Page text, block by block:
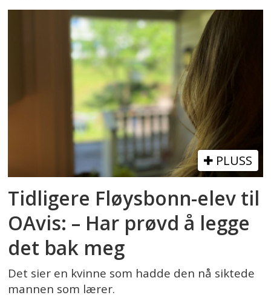
PLUSS
Tidligere Fløysbonn-elev til
OAvis: – Har prøvd å legge
det bak meg
Det sier en kvinne som hadde den nå siktede
mannen som lærer.